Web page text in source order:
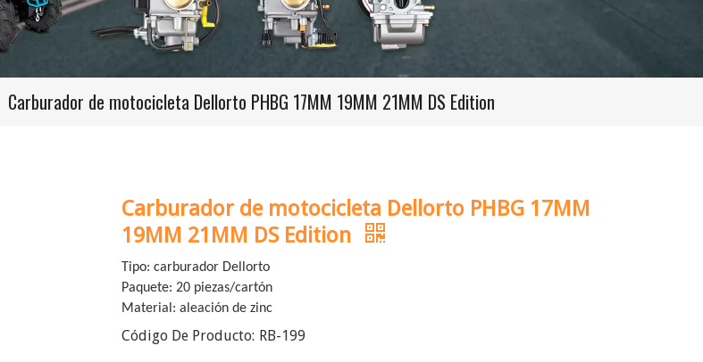
Carburador de motocicleta Dellorto PHBG 17MM 19MM 21MM DS Edition
Carburador de motocicleta Dellorto PHBG 17MM
19MM 21MM DS Edition
Tipo: carburador Dellorto
Paquete: 20 piezas/cartón
Material: aleación de zinc
Código De Producto: RB-199